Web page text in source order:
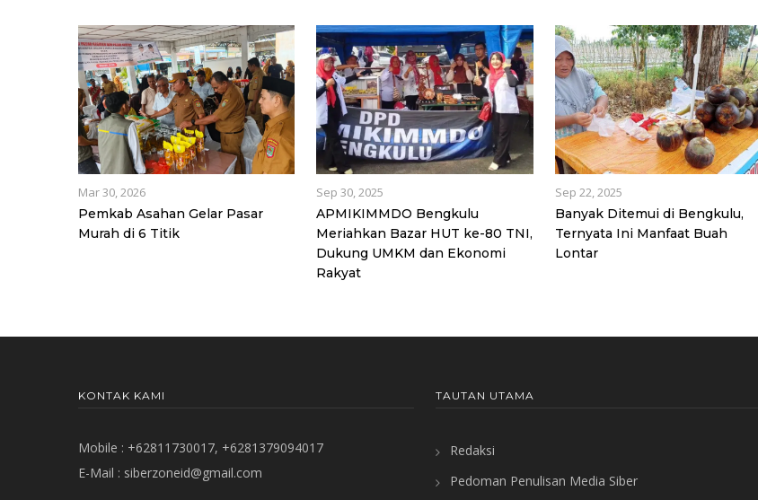
Mar 30, 2026
Pemkab Asahan Gelar Pasar
Murah di 6 Titik
Sep 30, 2025
APMIKIMMDO Bengkulu
Meriahkan Bazar HUT ke-80 TNI,
Dukung UMKM dan Ekonomi
Rakyat
Sep 22, 2025
Banyak Ditemui di Bengkulu,
Ternyata Ini Manfaat Buah
Lontar
KONTAK KAMI
Mobile : +62811730017, +6281379094017
E-Mail : siberzoneid@gmail.com
TAUTAN UTAMA
Redaksi
Pedoman Penulisan Media Siber